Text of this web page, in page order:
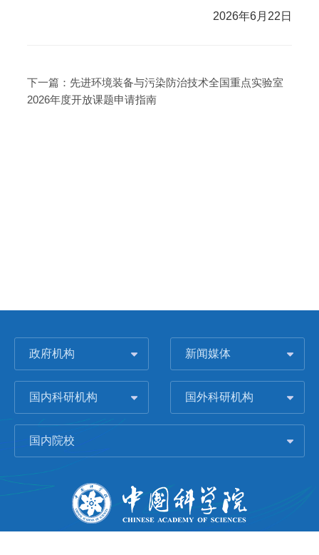
2026年6月22日
下一篇： 先进环境装备与污染防治技术全国重点实验室
2026年度开放课题申请指南
政府机构 新闻媒体
国内科研机构 国外科研机构
国内院校